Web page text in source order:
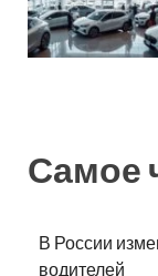
Самое
В России
водителей